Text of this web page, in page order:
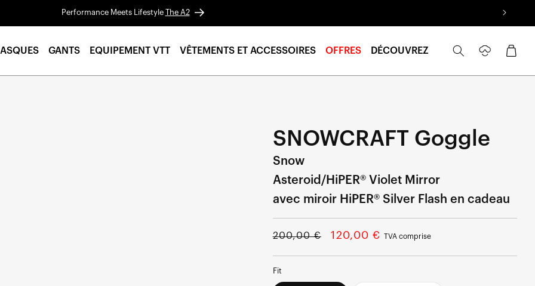
Performance Meets Lifestyle The A2
GANTS EQUIPEMENT VTT VÊTEMENTS ET ACCESSOIRES OFFRES DÉCOUVREZ
connecter
Panier
SNOWCRAFT Goggle
Snow
Asteroid/HiPER® Violet Mirror
avec miroir HiPER® Silver Flash en cadeau
Prix
200,00 €
Prix
120,00 € TVA comprise
Fit